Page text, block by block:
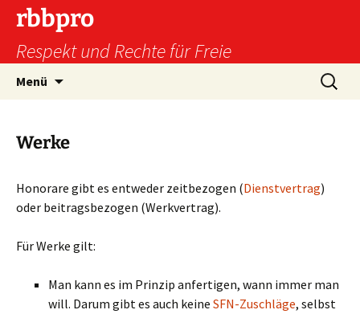
Zum
Inhalt
springen
rbbpro
Respekt und Rechte für Freie
Menü
Suchen
nach:
Werke
Honorare gibt es entweder zeitbezogen (Dienstvertrag)
oder beitragsbezogen (Werkvertrag).
Für Werke gilt:
Man kann es im Prinzip anfertigen, wann immer man
will. Darum gibt es auch keine SFN-Zuschläge, selbst